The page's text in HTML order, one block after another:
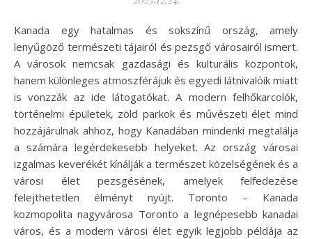
Kanada egy hatalmas és sokszínű ország, amely
lenyűgöző természeti tájairól és pezsgő városairól ismert.
A városok nemcsak gazdasági és kulturális központok,
hanem különleges atmoszférájuk és egyedi látnivalóik miatt
is vonzzák az ide látogatókat. A modern felhőkarcolók,
történelmi épületek, zöld parkok és művészeti élet mind
hozzájárulnak ahhoz, hogy Kanadában mindenki megtalálja
a számára legérdekesebb helyeket. Az ország városai
izgalmas keverékét kínálják a természet közelségének és a
városi élet pezsgésének, amelyek felfedezése
felejthetetlen élményt nyújt. Toronto – Kanada
kozmopolita nagyvárosa Toronto a legnépesebb kanadai
város, és a modern városi élet egyik legjobb példája az